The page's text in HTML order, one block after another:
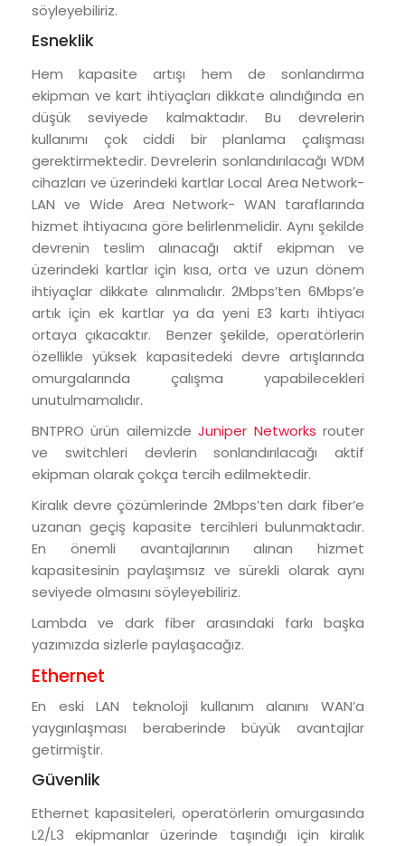
söyleyebiliriz.
Esneklik
Hem kapasite artışı hem de sonlandırma
ekipman ve kart ihtiyaçları dikkate alındığında en
düşük seviyede kalmaktadır. Bu devrelerin
kullanımı çok ciddi bir planlama çalışması
gerektirmektedir. Devrelerin sonlandırılacağı WDM
cihazları ve üzerindeki kartlar Local Area Network-
LAN ve Wide Area Network- WAN taraflarında
hizmet ihtiyacına göre belirlenmelidir. Aynı şekilde
devrenin teslim alınacağı aktif ekipman ve
üzerindeki kartlar için kısa, orta ve uzun dönem
ihtiyaçlar dikkate alınmalıdır. 2Mbps’ten 6Mbps’e
artık için ek kartlar ya da yeni E3 kartı ihtiyacı
ortaya çıkacaktır. Benzer şekilde, operatörlerin
özellikle yüksek kapasitedeki devre artışlarında
omurgalarında çalışma yapabilecekleri
unutulmamalıdır.
BNTPRO ürün ailemizdeJuniper Networks router
ve switchleri devlerin sonlandırılacağı aktif
ekipman olarak çokça tercih edilmektedir.
Kiralık devre çözümlerinde 2Mbps’ten dark fiber’e
uzanan geçiş kapasite tercihleri bulunmaktadır.
En önemli avantajlarının alınan hizmet
kapasitesinin paylaşımsız ve sürekli olarak aynı
seviyede olmasını söyleyebiliriz.
Lambda ve dark fiber arasındaki farkı başka
yazımızda sizlerle paylaşacağız.
Ethernet
En eski LAN teknoloji kullanım alanını WAN’a
yaygınlaşması beraberinde büyük avantajlar
getirmiştir.
Güvenlik
Ethernet kapasiteleri, operatörlerin omurgasında
L2/L3 ekipmanlar üzerinde taşındığı için kiralık